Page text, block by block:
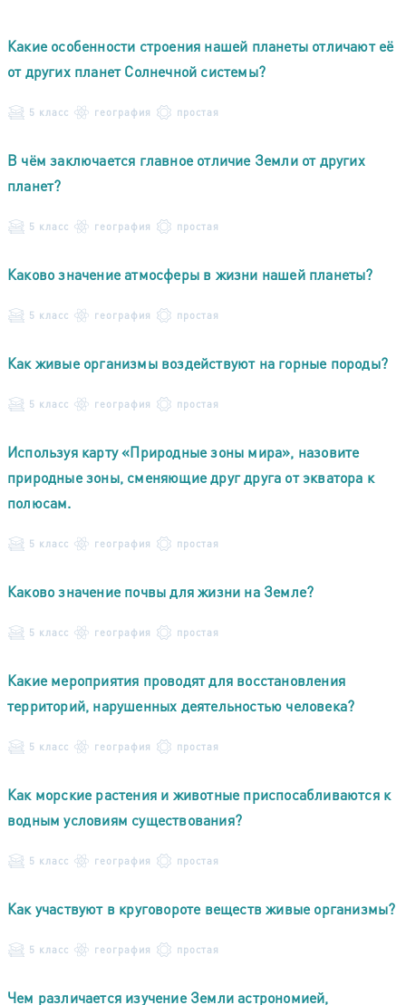
Какие особенности строения нашей планеты отличают её
от других планет Солнечной системы?
5 класс география простая
В чём заключается главное отличие Земли от других
планет?
5 класс география простая
Каково значение атмосферы в жизни нашей планеты?
5 класс география простая
Как живые организмы воздействуют на горные породы?
5 класс география простая
Используя карту «Природные зоны мира», назовите
природные зоны, сменяющие друг друга от экватора к
полюсам.
5 класс география простая
Каково значение почвы для жизни на Земле?
5 класс география простая
Какие мероприятия проводят для восстановления
территорий, нарушенных деятельностью человека?
5 класс география простая
Как морские растения и животные приспосабливаются к
водным условиям существования?
5 класс география простая
Как участвуют в круговороте веществ живые организмы?
5 класс география простая
Чем различается изучение Земли астрономией,